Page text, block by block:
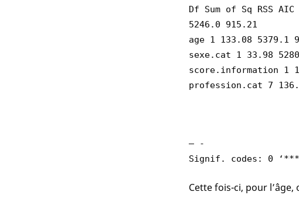
Df Sum of Sq RSS
5246.0 915.21
age 1 133.08 5379.1
sexe.cat 1 33.98
score.information 1
profession.cat 7
— -
Signif. codes: 0
Cette fois-ci, pour l’âge,